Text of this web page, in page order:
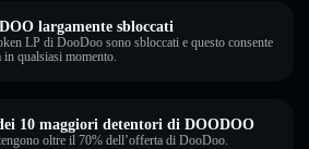
largamente sbloccati
LP di DooDoo sono sbloccati e questo consente
qualsiasi momento.
10 maggiori detentori di DOODOO
oltre il 70% dell’offerta di DooDoo.